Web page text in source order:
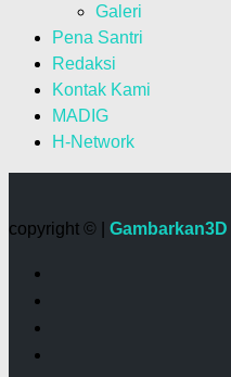
Galeri
Pena Santri
Redaksi
Kontak Kami
MADIG
H-Network
copyright © | Gambarkan3D